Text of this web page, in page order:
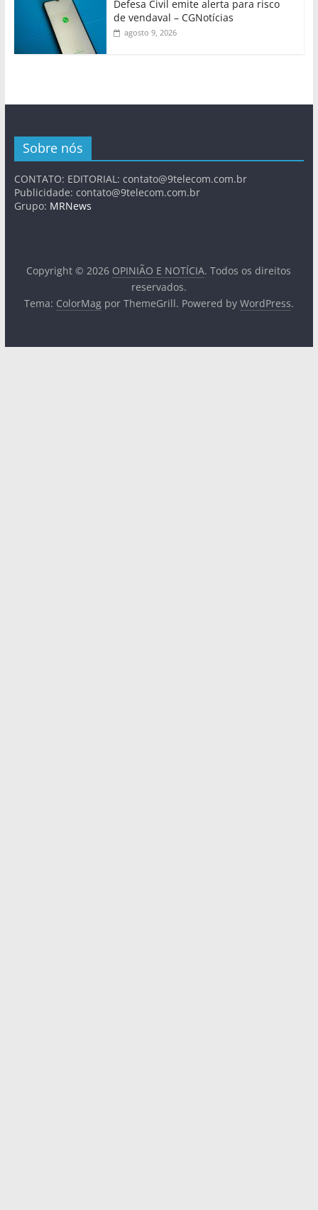
Defesa Civil emite alerta para risco
de vendaval – CGNotícias
agosto 9, 2026
Sobre nós
CONTATO: EDITORIAL: contato@9telecom.com.br
Publicidade: contato@9telecom.com.br
Grupo: MRNews
Copyright © 2026 OPINIÃO E NOTÍCIA. Todos os direitos
reservados.
Tema: ColorMagpor ThemeGrill. Powered by WordPress.